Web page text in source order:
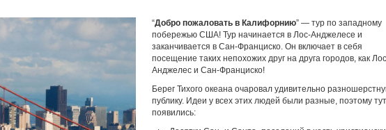
“Добро пожаловать в Калифорнию” — тур по западному
побережью США! Тур начинается в Лос-Анджелесе и
заканчивается в Сан-Франциско. Он включает в себя
посещение таких непохожих друг на друга городов, как
Анджелес и Сан-Франциско!
Берег Тихого океана очаровал удивительно
публику. Идеи у всех этих людей были разные, поэтому тут
появились: